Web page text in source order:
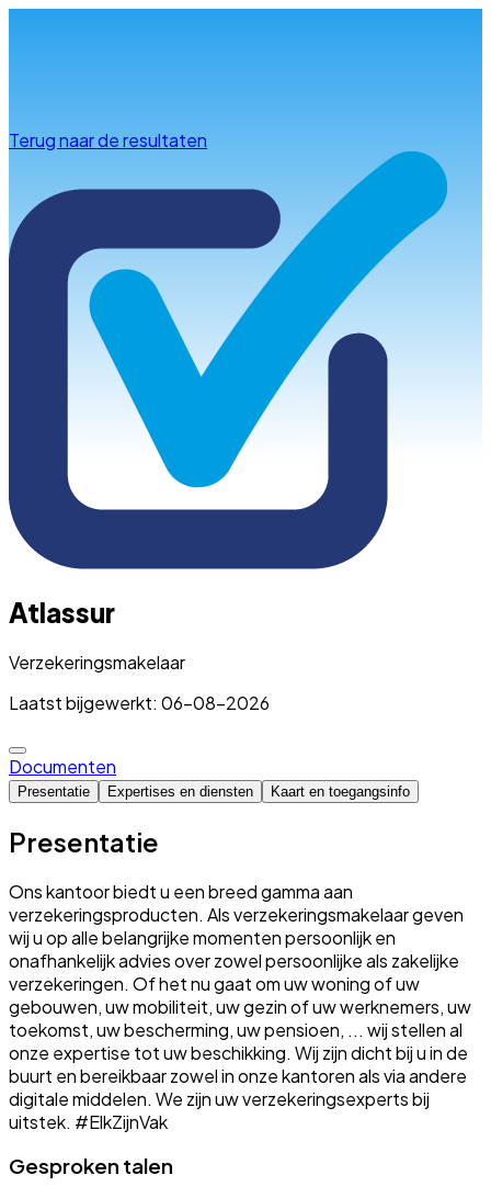
Terug naar de resultaten
Atlassur
Verzekeringsmakelaar
Laatst bijgewerkt: 06-08-2026
Documenten
Presentatie Expertises en diensten Kaart en toegangsinfo
Presentatie
Ons kantoor biedt u een breed gamma aan
verzekeringsproducten. Als verzekeringsmakelaar geven
wij u op alle belangrijke momenten persoonlijk en
onafhankelijk advies over zowel persoonlijke als zakelijke
verzekeringen. Of het nu gaat om uw woning of uw
gebouwen, uw mobiliteit, uw gezin of uw werknemers, uw
toekomst, uw bescherming, uw pensioen, ... wij stellen al
onze expertise tot uw beschikking. Wij zijn dicht bij u in de
buurt en bereikbaar zowel in onze kantoren als via andere
digitale middelen. We zijn uw verzekeringsexperts bij
uitstek. #ElkZijnVak
Gesproken talen